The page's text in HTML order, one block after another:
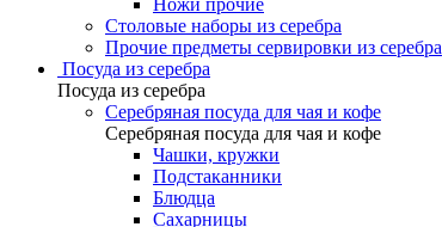
Ножи прочие
Столовые наборы из серебра
Прочие предметы сервировки из серебра
Посуда из серебра
Посуда из серебра
Серебряная посуда для чая и кофе
Серебряная посуда для чая и кофе
Чашки, кружки
Подстаканники
Блюдца
Сахарницы